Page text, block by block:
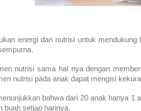
energi dan nutrisi untuk
nutrisi sama hal nya dengan
nutrisi pada anak dapat mengisi
bahwa dari 20 anak hanya
buah setiap harinya.